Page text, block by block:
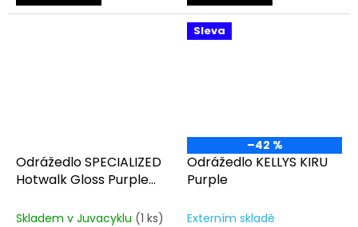
Odrážedlo SPECIALIZED
Hotwalk Gloss Purple
Skladem v Juvacyklu (1 ks)
Sleva
–42 %
Odrážedlo KELLYS KIRU
Purple
Externím skladě